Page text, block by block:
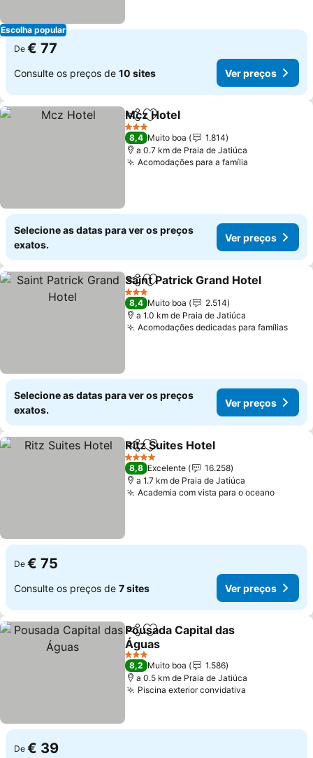
Escolha popular
De € 77
Consulte os preços de 10 sites Ver preços
PartilharAdicionar aos favoritos
Mcz Hotel
3 Estrelas
8,4 Muito boa
1.814
a 0.7 km de Praia de Jatiúca
Acomodações para a família
Selecione as datas para ver os preços
exatos.
Ver preços
PartilharAdicionar aos favoritos
Saint Patrick Grand Hotel
3 Estrelas
8,4 Muito boa
2.514
a 1.0 km de Praia de Jatiúca
Acomodações dedicadas para famíliasVer
Selecione as datas para ver os preços
exatos.
Ver preços
PartilharAdicionar aos favoritos
Ritz Suites Hotel
4 Estrelas
8,8 Excelente
16.258
a 1.7 km de Praia de Jatiúca
Academia com vista para o oceanoVer
De € 75
Consulte os preços de 7 sites Ver preços
PartilharAdicionar aos favoritos
Pousada Capital das
Águas
Ver preços
3 Estrelas
8,2 Muito boa
1.586
a 0.5 km de Praia de Jatiúca
Piscina exterior convidativa
De € 39